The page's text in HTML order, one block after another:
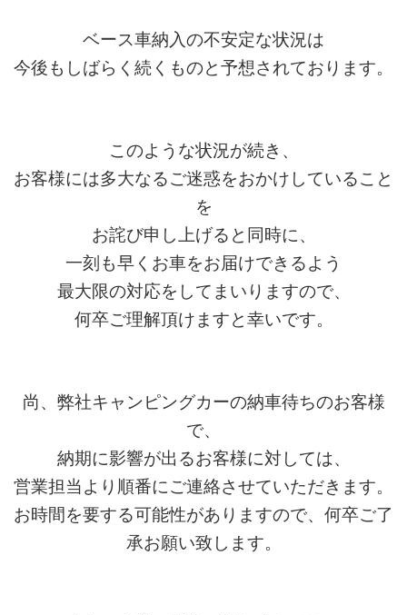
ベース車納入の不安定な状況は
今後もしばらく続くものと予想されております。
このような状況が続き、
お客様には多大なるご迷惑をおかけしていること
を
お詫び申し上げると同時に、
一刻も早くお車をお届けできるよう
最大限の対応をしてまいりますので、
何卒ご理解頂けますと幸いです。
尚、弊社キャンピングカーの納車待ちのお客様
で、
納期に影響が出るお客様に対しては、
営業担当より順番にご連絡させていただきます。
お時間を要する可能性がありますので、何卒ご了
承お願い致します。